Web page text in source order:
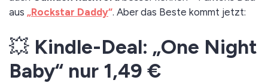
aus „Rockstar Daddy“. Aber das Beste kommt jetzt:
💥 Kindle-Deal: „One Night
Baby“ nur 1,49 €